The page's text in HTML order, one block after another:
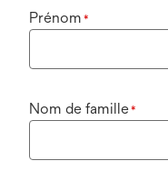
Prénom *
Nom de famille*